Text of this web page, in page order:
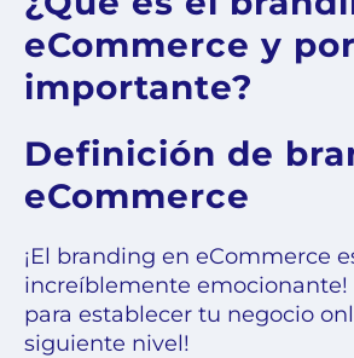
eCommerce y
importante?
Definición de
eCommerce
¡El branding en eCommerce
increíblemente emocionante!
para establecer tu negocio
siguiente nivel!